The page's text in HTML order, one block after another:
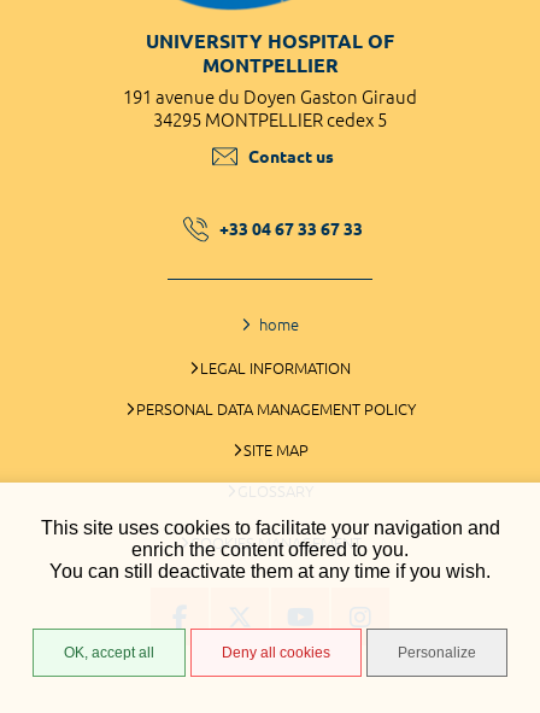
This site uses cookies to facilitate your navigation and
enrich the content offered to you.
You can still deactivate them at any time if you wish.
OK, accept all Deny all cookies Personalize
UNIVERSITY HOSPITAL OF
MONTPELLIER
191 avenue du Doyen Gaston Giraud
34295 MONTPELLIER cedex 5
Contact us
+33 04 67 33 67 33
home
LEGAL INFORMATION
PERSONAL DATA MANAGEMENT POLICY
SITE MAP
GLOSSARY
COOKIES MANAGEMENT